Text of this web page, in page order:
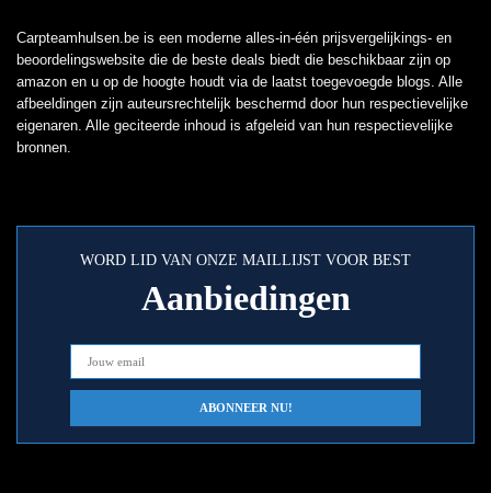
Carpteamhulsen.be is een moderne alles-in-één prijsvergelijkings- en
beoordelingswebsite die de beste deals biedt die beschikbaar zijn op
amazon en u op de hoogte houdt via de laatst toegevoegde blogs. Alle
afbeeldingen zijn auteursrechtelijk beschermd door hun respectievelijke
eigenaren. Alle geciteerde inhoud is afgeleid van hun respectievelijke
bronnen.
WORD LID VAN ONZE MAILLIJST VOOR BEST
Aanbiedingen